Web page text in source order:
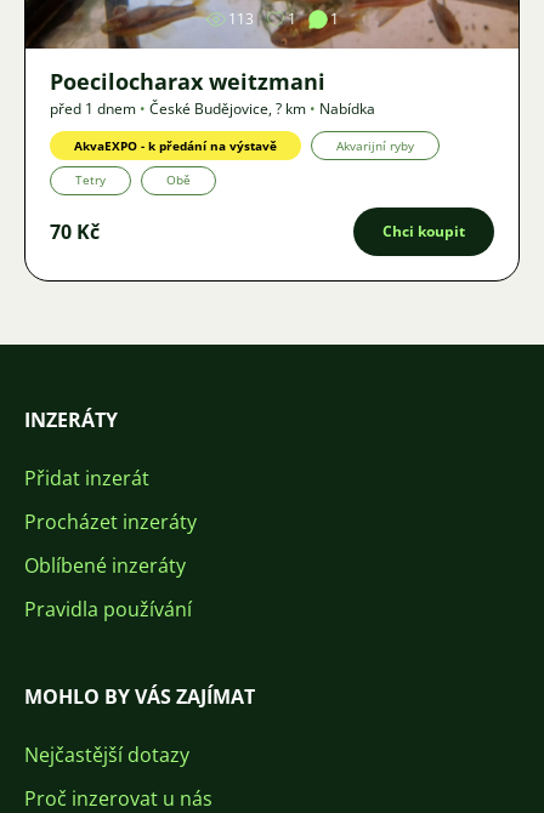
113 1 1
Poecilocharax weitzmani
před 1 dnem • České Budějovice,? km • Nabídka
AkvaEXPO - k předání na výstavě Akvarijní ryby
Tetry Obě
70 Kč Chci koupit
INZERÁTY
Přidat inzerát
Procházet inzeráty
Oblíbené inzeráty
Pravidla používání
MOHLO BY VÁS ZAJÍMAT
Nejčastější dotazy
Proč inzerovat u nás